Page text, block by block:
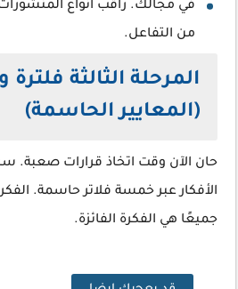
في مجالك. راقب أنواع
من التفاعل.
المرحلة الثالثة فلترة
(المعايير الحاسمة)
حان الآن وقت اتخاذ قرارات صعبة.
الأفكار عبر خمسة فلاتر حاسمة.
جميعًا هي الفكرة الفائزة.